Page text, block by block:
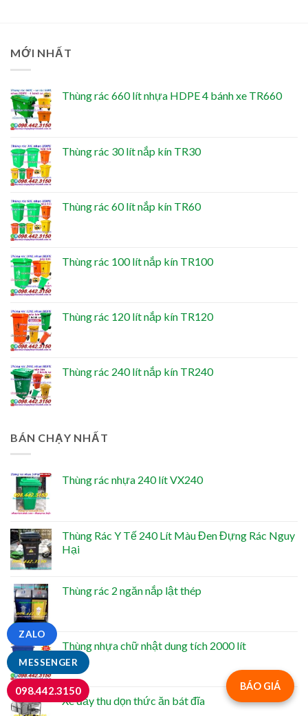
MỚI NHẤT
Thùng rác 660 lít nhựa HDPE 4 bánh xe TR660
Thùng rác 30 lít nắp kín TR30
Thùng rác 60 lít nắp kín TR60
Thùng rác 100 lít nắp kín TR100
Thùng rác 120 lít nắp kín TR120
Thùng rác 240 lít nắp kín TR240
BÁN CHẠY NHẤT
Thùng rác nhựa 240 lít VX240
Thùng Rác Y Tế 240 Lít Màu Đen Đựng Rác Nguy
Hại
Thùng rác 2 ngăn nắp lật thép
Thùng nhựa chữ nhật dung tích 2000 lít
Xe đẩy thu dọn thức ăn bát đĩa
BÁO GIÁ
MESSENGER
ZALO
098.442.3150